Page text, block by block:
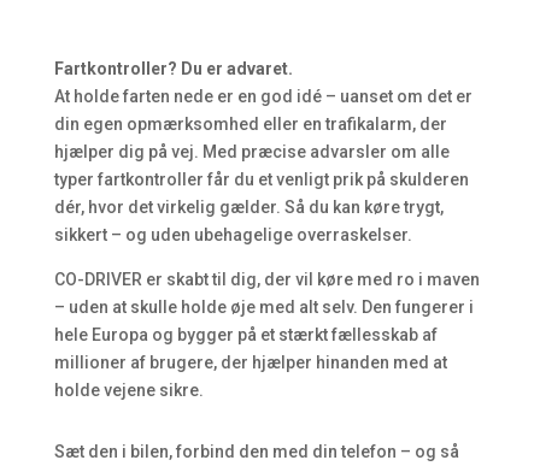
Fartkontroller? Du er advaret.
At holde farten nede er en god idé – uanset om det er
din egen opmærksomhed eller en trafikalarm, der
hjælper dig på vej. Med præcise advarsler om alle
typer fartkontroller får du et venligt prik på skulderen
dér, hvor det virkelig gælder. Så du kan køre trygt,
sikkert – og uden ubehagelige overraskelser.
CO-DRIVER er skabt til dig, der vil køre med ro i maven
– uden at skulle holde øje med alt selv. Den fungerer i
hele Europa og bygger på et stærkt fællesskab af
millioner af brugere, der hjælper hinanden med at
holde vejene sikre.
Sæt den i bilen, forbind den med din telefon – og så